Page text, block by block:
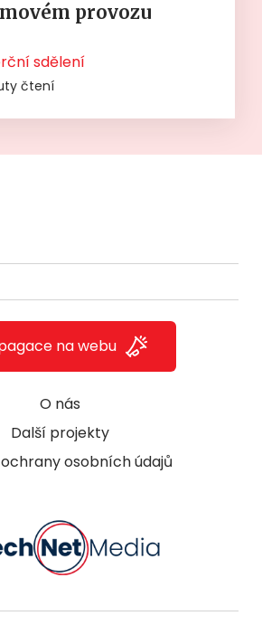
provozu
sdělení
čtení
O nás
Další projekty
osobních údajů
na webu